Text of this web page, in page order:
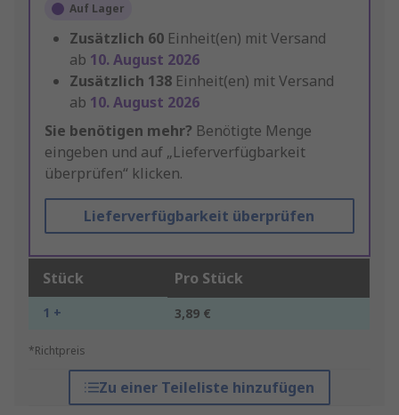
Auf Lager
Zusätzlich 60 Einheit(en) mit Versand
ab 10. August 2026
Zusätzlich 138 Einheit(en) mit Versand
ab 10. August 2026
Sie benötigen mehr? Benötigte Menge
eingeben und auf „Lieferverfügbarkeit
überprüfen“ klicken.
Lieferverfügbarkeit überprüfen
Stück Pro Stück
1 + 3,89 €
*Richtpreis
Zu einer Teileliste hinzufügen